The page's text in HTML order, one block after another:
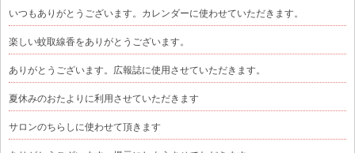
いつもありがとうございます。カレンダーに使わせていただきます。
楽しい蚊取線香をありがとうございます。
ありがとうございます。広報誌に使用させていただきます。
夏休みのおたよりに利用させていただきます
サロンのちらしに使わせて頂きます